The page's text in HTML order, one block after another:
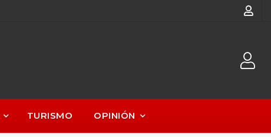
TURISMO OPINIÓN